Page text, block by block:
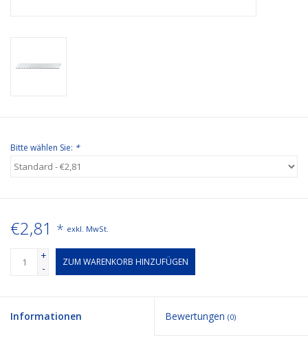
Bitte wählen Sie: *
€2,81 * exkl. MwSt.
+
-
ZUM WARENKORB HINZUFÜGEN
Informationen Bewertungen (0)